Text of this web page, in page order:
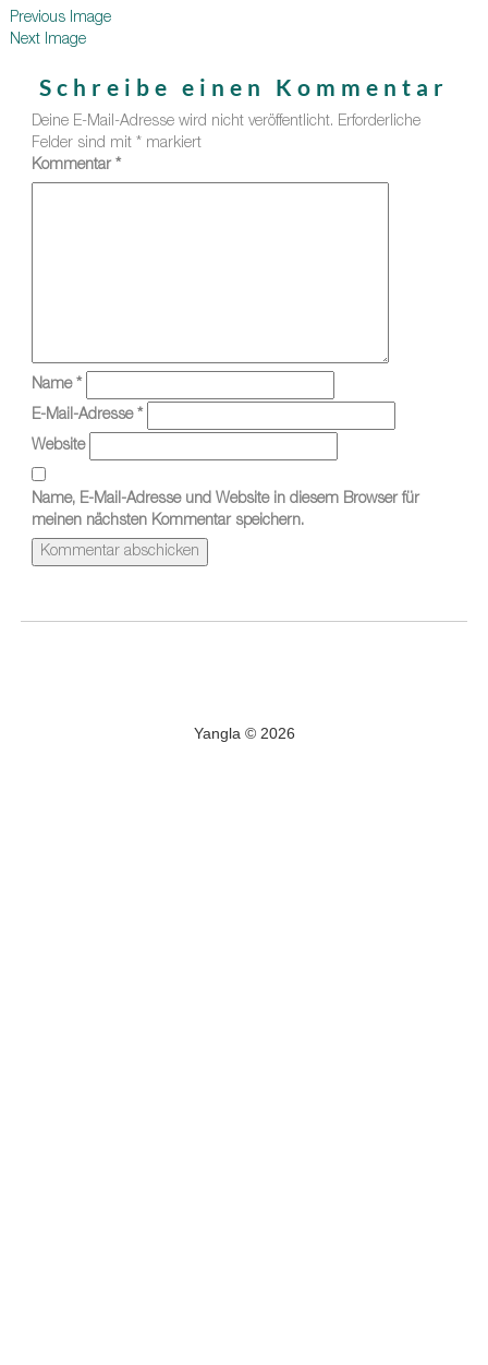
Previous Image
Next Image
Schreibe einen Kommentar
Deine E-Mail-Adresse wird nicht veröffentlicht. Erforderliche
Felder sind mit * markiert
Kommentar *
Name *
E-Mail-Adresse *
Website
Name, E-Mail-Adresse und Website in diesem Browser für
meinen nächsten Kommentar speichern.
Yangla © 2026